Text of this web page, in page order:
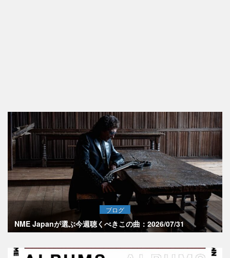
ブログ
NME Japanが選ぶ今週聴くべきこの曲：2026/07/31